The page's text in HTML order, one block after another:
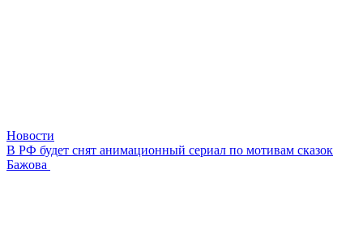
Новости
В РФ будет снят анимационный сериал по мотивам сказок
Бажова